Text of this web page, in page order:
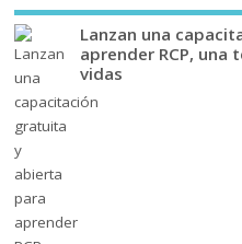
Lanzan una
aprender RCP, una
vidas